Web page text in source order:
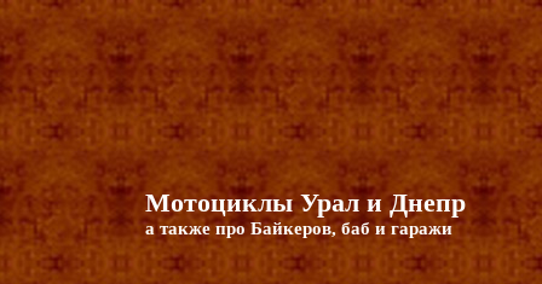
Мотоциклы Урал и Днепр
а также про Байкеров, баб и гаражи